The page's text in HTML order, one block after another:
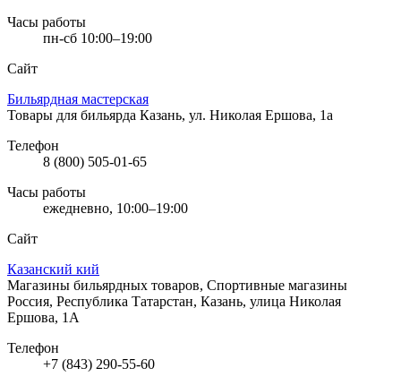
Часы работы
пн-сб 10:00–19:00
Сайт
Бильярдная мастерская
Товары для бильярда Казань, ул. Николая Ершова, 1а
Телефон
8 (800) 505-01-65
Часы работы
ежедневно, 10:00–19:00
Сайт
Казанский кий
Магазины бильярдных товаров, Спортивные магазины
Россия, Республика Татарстан, Казань, улица Николая
Ершова, 1А
Телефон
+7 (843) 290-55-60